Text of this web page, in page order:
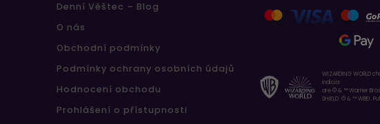
Denní Věštec – Blog
O nás
Obchodní podmínky
Podmínky ochrany osobních údajů
Hodnocení obchodu
Prohlášení o přístupnosti
WIZARDING WORLD
indicia
are © & ™ Warner
SHIELD: © & ™ WBEI.